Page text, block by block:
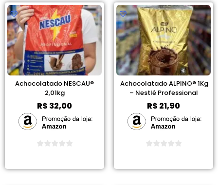
Achocolatado NESCAU®
2,01kg
R$32,00
Achocolatado ALPINO® 1Kg
– Nestlé Professional
R$21,90